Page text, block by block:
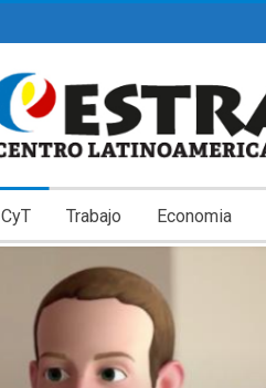
CyT Trabajo Economia